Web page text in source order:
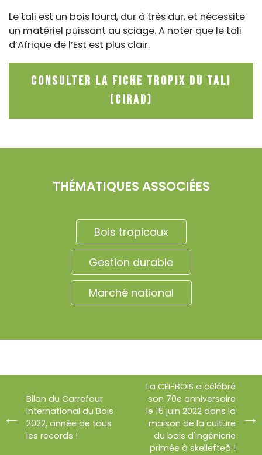
Le tali est un bois lourd, dur à très dur, et nécessite
un matériel puissant au sciage. A noter que le tali
d’Afrique de l’Est est plus clair.
Consulter la fiche Tropix du Tali
(CIRAD)
THÉMATIQUES ASSOCIÉES
Bois tropicaux
Gestion durable
Marché national
Bilan du Carrefour
International du Bois
2022, année de tous
les records !
La CEI-BOIS a célébré
son 70e anniversaire
le 15 juin 2022 dans la
maison de la culture
du bois d'ingénierie
primée à skellefteå !